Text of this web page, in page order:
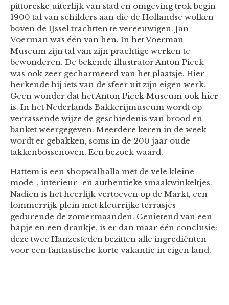
pittoreske uiterlijk van stad en omgeving trok begin
1900 tal van schilders aan die de Hollandse wolken
boven de IJssel trachtten te vereeuwigen. Jan
Voerman was één van hen. In het Voerman
Museum zijn tal van zijn prachtige werken te
bewonderen. De bekende illustrator Anton Pieck
was ook zeer gecharmeerd van het plaatsje. Hier
herkende hij iets van de sfeer uit zijn eigen werk.
Geen wonder dat het Anton Pieck Museum ook hier
is. In het Nederlands Bakkerijmuseum wordt op
verrassende wijze de geschiedenis van brood en
banket weergegeven. Meerdere keren in de week
wordt er gebakken, soms in de 200 jaar oude
takkenbossenoven. Een bezoek waard.
Hattem is een shopwalhalla met de vele kleine
mode-, interieur- en authentieke smaakwinkeltjes.
Nadien is het heerlijk vertoeven op de Markt, een
lommerrijk plein met kleurrijke terrasjes
gedurende de zomermaanden. Genietend van een
hapje en een drankje, is er dan maar één conclusie:
deze twee Hanzesteden bezitten alle ingrediënten
voor een fantastische korte vakantie in eigen land.